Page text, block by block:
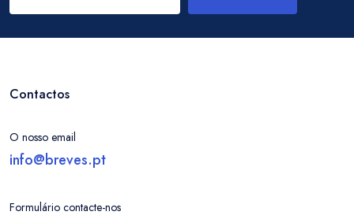
Contactos
O nosso email
info@breves.pt
Formulário contacte-nos